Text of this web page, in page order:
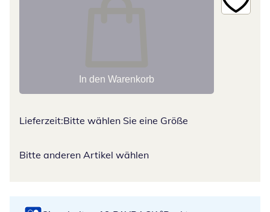
In den Warenkorb
Lieferzeit:Bitte wählen Sie eine Größe
Bitte anderen Artikel wählen